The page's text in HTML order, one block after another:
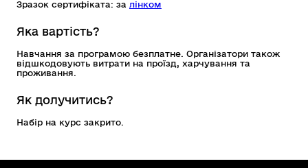
Зразок сертифіката: за лінком
Яка вартість?
Навчання за програмою безплатне. Організатори також
відшкодовують витрати на проїзд, харчування та
проживання.
Як долучитись?
Набір на курс закрито.